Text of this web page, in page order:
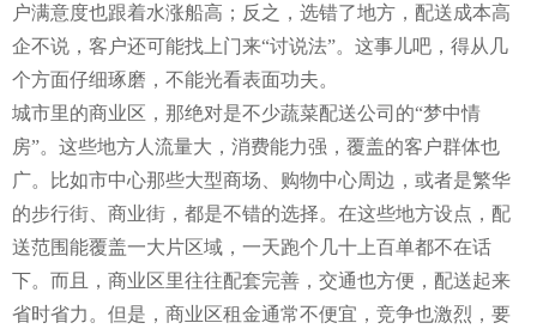
户满意度也跟着水涨船高；反之，选错了地方，配送成本高
企不说，客户还可能找上门来“讨说法”。这事儿吧，得从几
个方面仔细琢磨，不能光看表面功夫。
城市里的商业区，那绝对是不少蔬菜配送公司的“梦中情
房”。这些地方人流量大，消费能力强，覆盖的客户群体也
广。比如市中心那些大型商场、购物中心周边，或者是繁华
的步行街、商业街，都是不错的选择。在这些地方设点，配
送范围能覆盖一大片区域，一天跑个几十上百单都不在话
下。而且，商业区里往往配套完善，交通也方便，配送起来
省时省力。但是，商业区租金通常不便宜，竞争也激烈，要